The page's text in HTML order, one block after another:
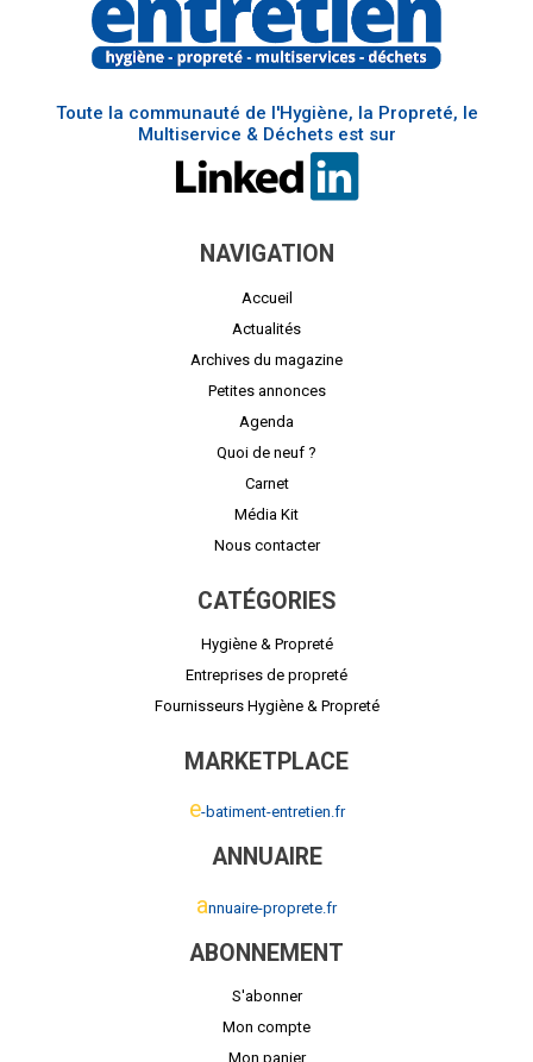
Toute la communauté de l'Hygiène, la Propreté, le
Multiservice & Déchets est sur
NAVIGATION
Accueil
Actualités
Archives du magazine
Petites annonces
Agenda
Quoi de neuf ?
Carnet
Média Kit
Nous contacter
CATÉGORIES
Hygiène & Propreté
Entreprises de propreté
Fournisseurs Hygiène & Propreté
MARKETPLACE
e-batiment-entretien.fr
ANNUAIRE
annuaire-proprete.fr
ABONNEMENT
S'abonner
Mon compte
Mon panier